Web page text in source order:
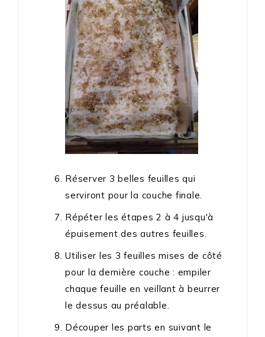
Réserver 3 belles feuilles qui
serviront pour la couche finale.
Répéter les étapes 2 à 4 jusqu'à
épuisement des autres feuilles.
Utiliser les 3 feuilles mises de côté
pour la dernière couche : empiler
chaque feuille en veillant à beurrer
le dessus au préalable.
Découper les parts en suivant le